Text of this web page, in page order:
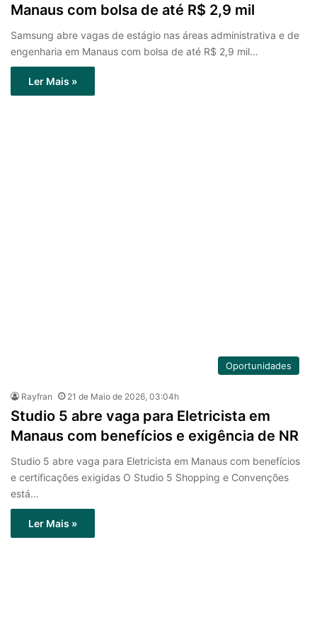
Manaus com bolsa de até R$ 2,9 mil
Samsung abre vagas de estágio nas áreas administrativa e de
engenharia em Manaus com bolsa de até R$ 2,9 mil…
Ler Mais »
Oportunidades
Rayfran 21 de Maio de 2026, 03:04h
Studio 5 abre vaga para Eletricista em
Manaus com benefícios e exigência de NR
Studio 5 abre vaga para Eletricista em Manaus com benefícios
e certificações exigidas O Studio 5 Shopping e Convenções
está…
Ler Mais »